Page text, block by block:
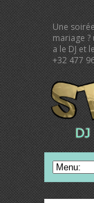
Une
mariage ?
a le DJ et
+32 477